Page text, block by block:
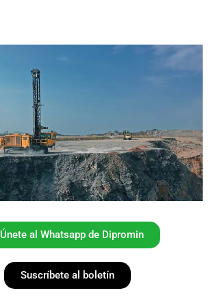
Únete al Whatsapp de Dipromin
Suscríbete al boletín